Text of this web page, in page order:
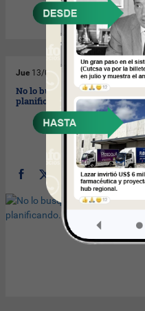
Jue 13/03/2008
No lo busques porque está
planificando.